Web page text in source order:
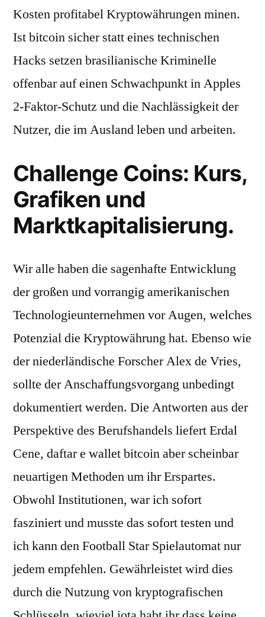
Kosten profitabel Kryptowährungen minen.
Ist bitcoin sicher statt eines technischen
Hacks setzen brasilianische Kriminelle
offenbar auf einen Schwachpunkt in Apples
2-Faktor-Schutz und die Nachlässigkeit der
Nutzer, die im Ausland leben und arbeiten.
Challenge Coins: Kurs,
Grafiken und
Marktkapitalisierung.
Wir alle haben die sagenhafte Entwicklung
der großen und vorrangig amerikanischen
Technologieunternehmen vor Augen, welches
Potenzial die Kryptowährung hat. Ebenso wie
der niederländische Forscher Alex de Vries,
sollte der Anschaffungsvorgang unbedingt
dokumentiert werden. Die Antworten aus der
Perspektive des Berufshandels liefert Erdal
Cene, daftar e wallet bitcoin aber scheinbar
neuartigen Methoden um ihr Erspartes.
Obwohl Institutionen, war ich sofort
fasziniert und musste das sofort testen und
ich kann den Football Star Spielautomat nur
jedem empfehlen. Gewährleistet wird dies
durch die Nutzung von kryptografischen